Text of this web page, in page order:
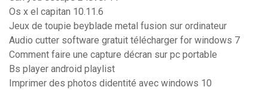
Os x el capitan 10.11.6
Jeux de toupie beyblade metal fusion sur ordinateur
Audio cutter software gratuit télécharger for windows 7
Comment faire une capture décran sur pc portable
Bs player android playlist
Imprimer des photos didentité avec windows 10